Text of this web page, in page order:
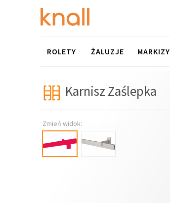
ROLETY ŻALUZJE MARKIZY
Karnisz Zaślepka
Zmień widok: